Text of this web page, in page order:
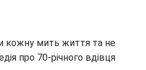
кожну мить життя та не
про 70-річного вдівця